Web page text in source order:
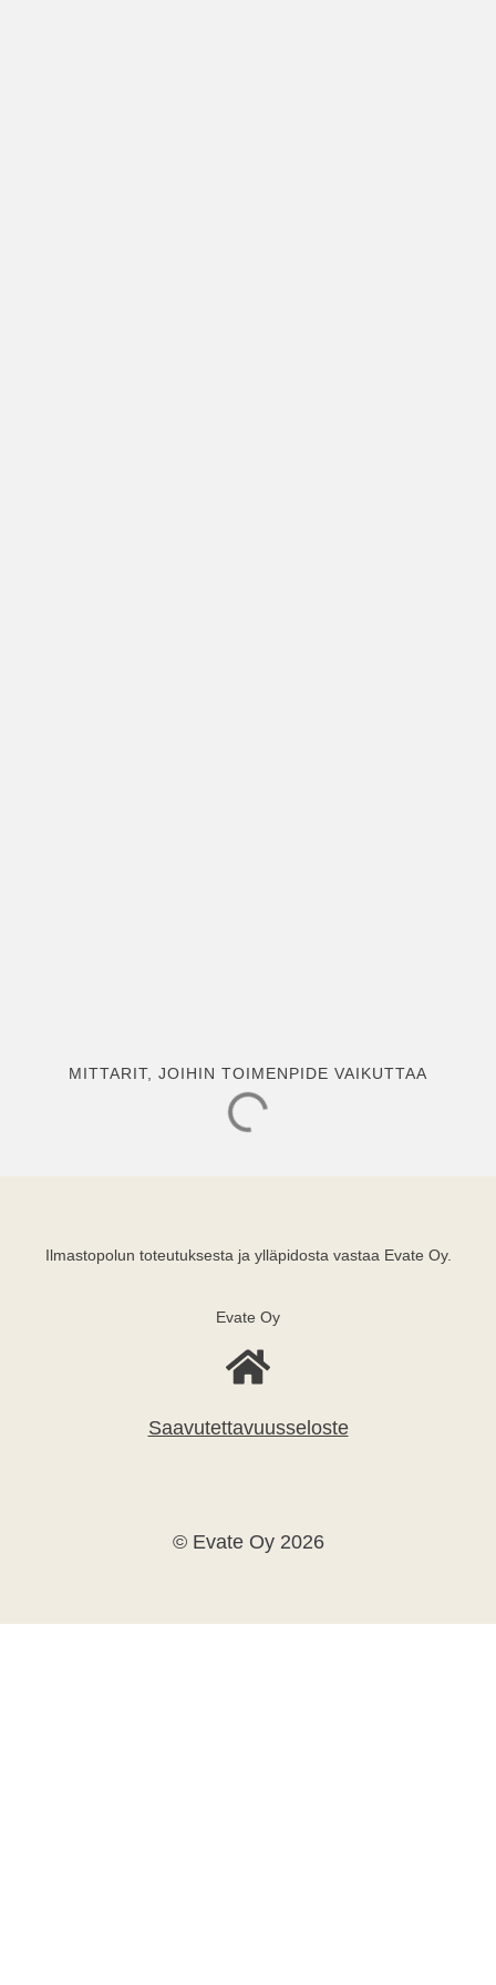
MITTARIT, JOIHIN TOIMENPIDE VAIKUTTAA
Ilmastopolun toteutuksesta ja ylläpidosta vastaa Evate Oy.
Evate Oy
Saavutettavuusseloste
© Evate Oy 2026